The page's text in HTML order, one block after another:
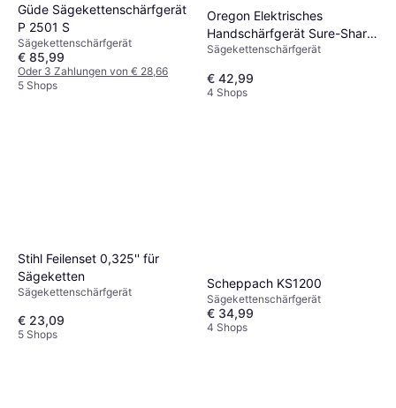
Güde Sägekettenschärfgerät
P 2501 S
Sägekettenschärfgerät
€ 85,99
Oder 3 Zahlungen von € 28,66
5 Shops
Oregon Elektrisches
Handschärfgerät Sure-Sharp
12 V
Sägekettenschärfgerät
€ 42,99
4 Shops
Stihl Feilenset 0,325'' für
Sägeketten
Sägekettenschärfgerät
€ 23,09
5 Shops
Scheppach KS1200
Sägekettenschärfgerät
€ 34,99
4 Shops